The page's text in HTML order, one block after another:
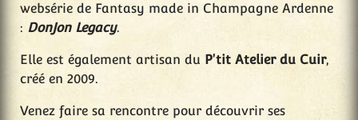
websérie de Fantasy made in Champagne Ardenne
: DonJon Legacy.
Elle est également artisan du P'tit Atelier du Cuir,
créé en 2009.
Venez faire sa rencontre pour découvrir ses